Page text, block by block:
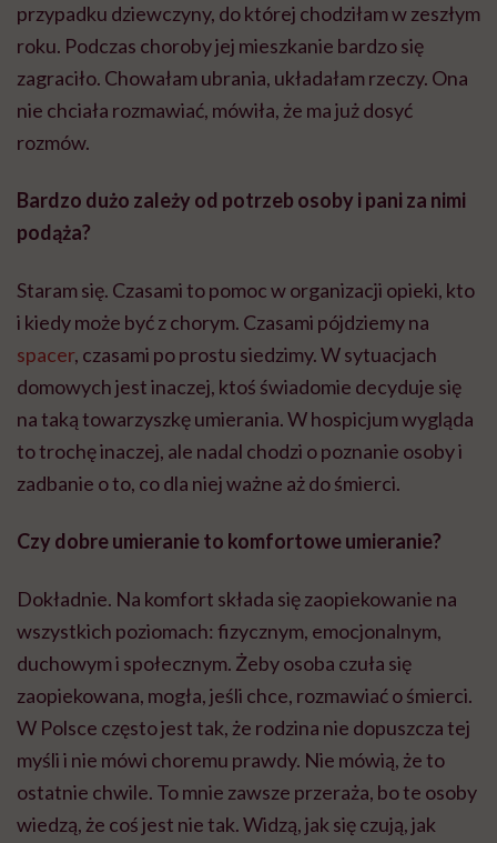
przypadku dziewczyny, do której chodziłam w zeszłym
roku. Podczas choroby jej mieszkanie bardzo się
zagraciło. Chowałam ubrania, układałam rzeczy. Ona
nie chciała rozmawiać, mówiła, że ma już dosyć
rozmów.
Bardzo dużo zależy od potrzeb osoby i pani za nimi
podąża?
Staram się. Czasami to pomoc w organizacji opieki, kto
i kiedy może być z chorym. Czasami pójdziemy na
spacer, czasami po prostu siedzimy. W sytuacjach
domowych jest inaczej, ktoś świadomie decyduje się
na taką towarzyszkę umierania. W hospicjum wygląda
to trochę inaczej, ale nadal chodzi o poznanie osoby i
zadbanie o to, co dla niej ważne aż do śmierci.
Czy dobre umieranie to komfortowe umieranie?
Dokładnie. Na komfort składa się zaopiekowanie na
wszystkich poziomach: fizycznym, emocjonalnym,
duchowym i społecznym. Żeby osoba czuła się
zaopiekowana, mogła, jeśli chce, rozmawiać o śmierci.
W Polsce często jest tak, że rodzina nie dopuszcza tej
myśli i nie mówi choremu prawdy. Nie mówią, że to
ostatnie chwile. To mnie zawsze przeraża, bo te osoby
wiedzą, że coś jest nie tak. Widzą, jak się czują, jak